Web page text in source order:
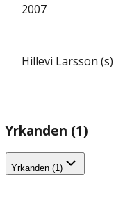
2007
Hillevi Larsson (s)
Yrkanden (1)
Yrkanden (1)